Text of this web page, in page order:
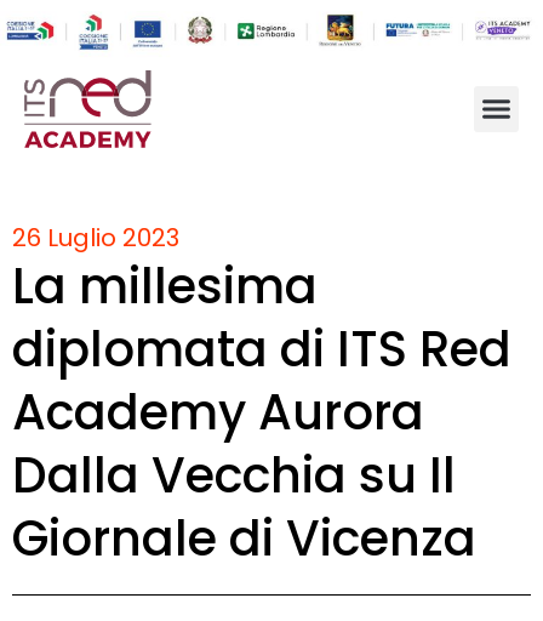
26 Luglio 2023
La millesima
diplomata di ITS Red
Academy Aurora
Dalla Vecchia su Il
Giornale di Vicenza